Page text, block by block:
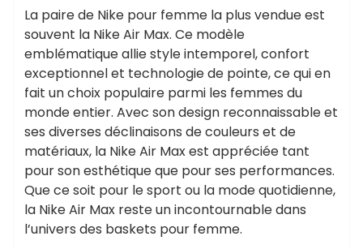
La paire de Nike pour femme la plus vendue est
souvent la Nike Air Max. Ce modèle
emblématique allie style intemporel, confort
exceptionnel et technologie de pointe, ce qui en
fait un choix populaire parmi les femmes du
monde entier. Avec son design reconnaissable et
ses diverses déclinaisons de couleurs et de
matériaux, la Nike Air Max est appréciée tant
pour son esthétique que pour ses performances.
Que ce soit pour le sport ou la mode quotidienne,
la Nike Air Max reste un incontournable dans
l’univers des baskets pour femme.